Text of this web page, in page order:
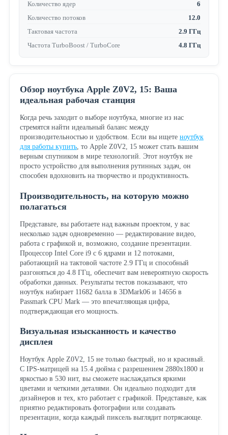
Количество ядер
6
Количество потоков
12.0
Тактовая частота
2.9 ГГц
Частота TurboBoost / TurboCore
4.8 ГГц
Обзор ноутбука Apple Z0V2, 15: Ваша
идеальная рабочая станция
Когда речь заходит о выборе ноутбука, многие из нас
стремятся найти идеальный баланс между
производительностью и удобством. Если вы ищете ноутбук
для работы купить, то Apple Z0V2, 15 может стать вашим
верным спутником в мире технологий. Этот ноутбук не
просто устройство для выполнения рутинных задач, он
способен вдохновить на творчество и продуктивность.
Производительность, на которую можно
полагаться
Представьте, вы работаете над важным проектом, у вас
несколько задач одновременно — редактирование видео,
работа с графикой и, возможно, создание презентации.
Процессор Intel Core i9 с 6 ядрами и 12 потоками,
работающий на тактовой частоте 2.9 ГГц и способный
разгоняться до 4.8 ГГц, обеспечит вам невероятную скорость
обработки данных. Результаты тестов показывают, что
ноутбук набирает 11682 балла в 3DMark06 и 14656 в
Passmark CPU Mark — это впечатляющая цифра,
подтверждающая его мощность.
Визуальная изысканность и качество
дисплея
Ноутбук Apple Z0V2, 15 не только быстрый, но и красивый.
С IPS-матрицей на 15.4 дюйма с разрешением 2880x1800 и
яркостью в 530 нит, вы сможете наслаждаться яркими
цветами и четкими деталями. Он идеально подходит для
дизайнеров и тех, кто работает с графикой. Представьте, как
приятно редактировать фотографии или создавать
презентации, когда каждый пиксель выглядит потрясающе.